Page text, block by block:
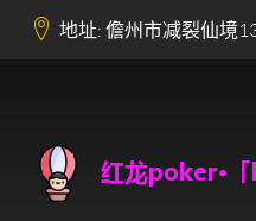
地址: 儋州市减裂仙境